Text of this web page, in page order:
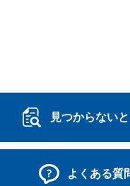
見つからない
よくある質